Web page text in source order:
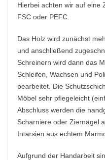
Hierbei achten wir auf eine
FSC oder PEFC.
Das Holz wird zunächst
und anschließend
Schreinern wird dann das
Schleifen, Wachsen und
bearbeitet. Die
Möbel sehr pflegeleicht
Abschluss werden die
Scharniere oder Ziernägel
Intarsien aus echtem
Aufgrund der Handarbeit